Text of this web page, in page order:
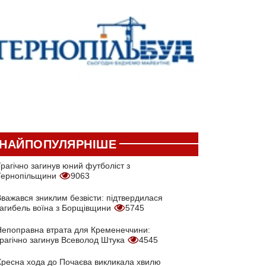
загинув юний футболіст з
9063
зниклим безвісти: підтвердилася
воїна з Борщівщини
5745
втрата для Кременеччини:
загинув Всеволод Штука
4545
хода до Почаєва викликала хвилю